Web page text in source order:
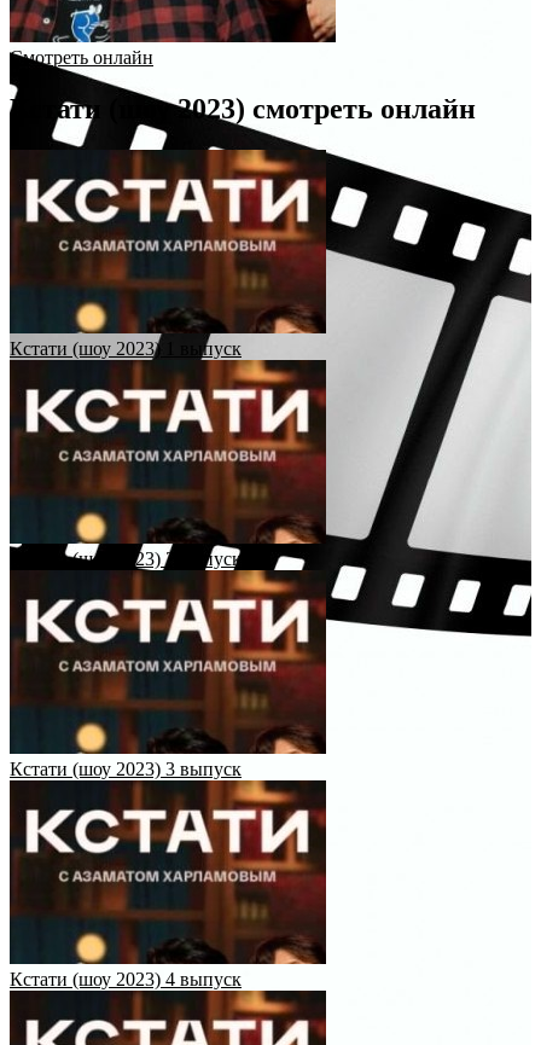
Смотреть онлайн
Кстати (шоу 2023) смотреть онлайн
Кстати (шоу 2023) 1 выпуск
Кстати (шоу 2023) 2 выпуск
Кстати (шоу 2023) 3 выпуск
Кстати (шоу 2023) 4 выпуск